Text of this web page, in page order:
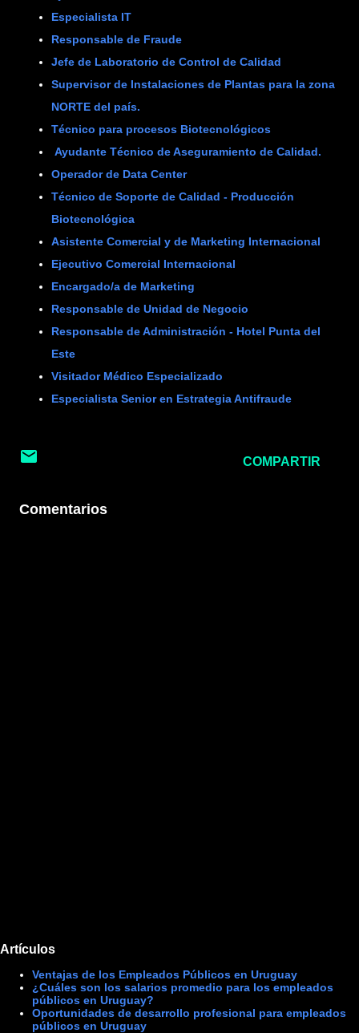
Especialista IT
Responsable de Fraude
Jefe de Laboratorio de Control de Calidad
Supervisor de Instalaciones de Plantas para la zona
NORTE del país.
Técnico para procesos Biotecnológicos
Ayudante Técnico de Aseguramiento de Calidad.
Operador de Data Center
Técnico de Soporte de Calidad - Producción
Biotecnológica
Asistente Comercial y de Marketing Internacional
Ejecutivo Comercial Internacional
Encargado/a de Marketing
Responsable de Unidad de Negocio
Responsable de Administración - Hotel Punta del
Este
Visitador Médico Especializado
Especialista Senior en Estrategia Antifraude
COMPARTIR
Comentarios
Artículos
Ventajas de los Empleados Públicos en Uruguay
¿Cuáles son los salarios promedio para los empleados
públicos en Uruguay?
Oportunidades de desarrollo profesional para empleados
públicos en Uruguay